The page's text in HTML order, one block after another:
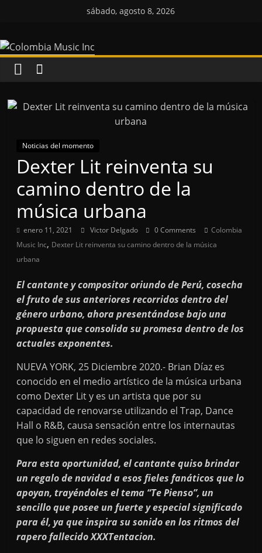
sábado, agosto 8, 2026
Colombia
Music
Inc
Music
Inc
Noticias del momento
Dexter Lit reinventa su
camino dentro de la
música urbana
enero 11, 2021 Victor Delgado 0 Comments
Colombia
Music Inc, Dexter Lit reinventa su camino dentro de la música
urbana
El cantante y compositor oriundo de Perú, cosecha
el fruto de sus anteriores recorridos dentro del
género urbano, ahora presentándose bajo una
propuesta que consolida su promesa dentro de los
actuales exponentes.
NUEVA YORK, 25 Diciembre 2020.- Brian Díaz es
conocido en el medio artístico de la música urbana
como Dexter Lit y es un artista que por su
capacidad de renovarse utilizando el Trap, Dance
Hall o R&B, causa sensación entre los internautas
que lo siguen en redes sociales.
Para esta oportunidad, el cantante quiso brindar
un regalo de navidad a esos fieles fanáticos que lo
apoyan, trayéndoles el tema “Te Pienso”, un
sencillo que posee un fuerte y especial significado
para él, ya que inspira su sonido en los ritmos del
rapero fallecido XXXTentacion.